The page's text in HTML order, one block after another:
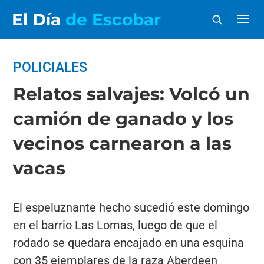
El Día de Escobar
POLICIALES
Relatos salvajes: Volcó un
camión de ganado y los
vecinos carnearon a las
vacas
El espeluznante hecho sucedió este domingo
en el barrio Las Lomas, luego de que el
rodado se quedara encajado en una esquina
con 35 ejemplares de la raza Aberdeen